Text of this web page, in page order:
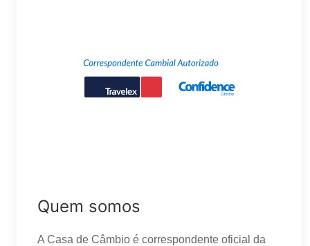
Quem somos
A Casa de Câmbio é correspondente oficial da